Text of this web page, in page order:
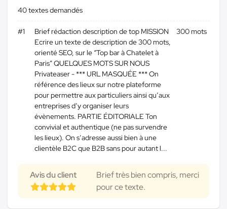
40 textes demandés
#1
Brief rédaction description de top MISSION
Ecrire un texte de description de 300 mots,
orienté SEO, sur le “Top bar à Chatelet à
Paris” QUELQUES MOTS SUR NOUS
Privateaser - *** URL MASQUÉE *** On
référence des lieux sur notre plateforme
pour permettre aux particuliers ainsi qu’aux
entreprises d’y organiser leurs
évènements. PARTIE ÉDITORIALE Ton
convivial et authentique (ne pas survendre
les lieux). On s’adresse aussi bien à une
clientèle B2C que B2B sans pour autant l...
300 mots
Avis du client
Brief très bien compris, merci
pour ce texte.